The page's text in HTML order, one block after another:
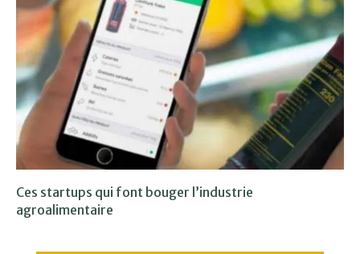
Ces startups qui font bouger l’industrie
agroalimentaire